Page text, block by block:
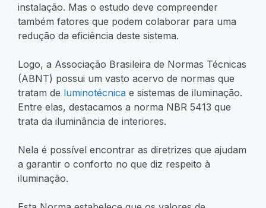
instalação. Mas o estudo deve compreender
também fatores que podem colaborar para uma
redução da eficiência deste sistema.
Logo, a Associação Brasileira de Normas Técnicas
(ABNT) possui um vasto acervo de normas que
tratam de luminotécnica e sistemas de iluminação.
Entre elas, destacamos a norma NBR 5413 que
trata da iluminância de interiores.
Nela é possível encontrar as diretrizes que ajudam
a garantir o conforto no que diz respeito à
iluminação.